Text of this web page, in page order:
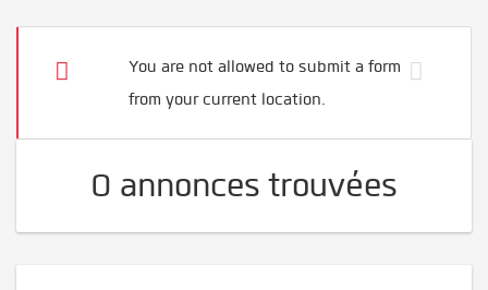
You are not allowed to submit a form
from your current location.
0 annonces trouvées